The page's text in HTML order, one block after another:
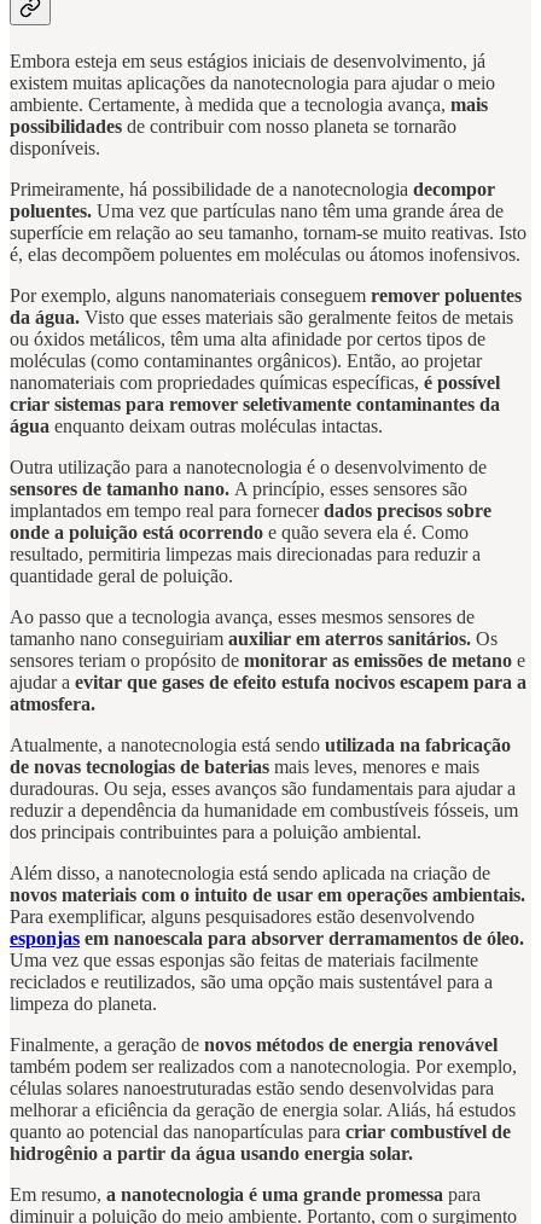
Embora esteja em seus estágios iniciais de desenvolvimento, já
existem muitas aplicações da nanotecnologia para ajudar o meio
ambiente. Certamente, à medida que a tecnologia avança, mais
possibilidades de contribuir com nosso planeta se tornarão
disponíveis.
Primeiramente, há possibilidade de a nanotecnologia decompor
poluentes. Uma vez que partículas nano têm uma grande área de
superfície em relação ao seu tamanho, tornam-se muito reativas. Isto
é, elas decompõem poluentes em moléculas ou átomos inofensivos.
Por exemplo, alguns nanomateriais conseguem remover poluentes
da água. Visto que esses materiais são geralmente feitos de metais
ou óxidos metálicos, têm uma alta afinidade por certos tipos de
moléculas (como contaminantes orgânicos). Então, ao projetar
nanomateriais com propriedades químicas específicas, é possível
criar sistemas para remover seletivamente contaminantes da
água enquanto deixam outras moléculas intactas.
Outra utilização para a nanotecnologia é o desenvolvimento de
sensores de tamanho nano. A princípio, esses sensores são
implantados em tempo real para fornecerdados precisos sobre
onde a poluição está ocorrendo e quão severa ela é. Como
resultado, permitiria limpezas mais direcionadas para reduzir a
quantidade geral de poluição.
Ao passo que a tecnologia avança, esses mesmos sensores de
tamanho nano conseguiriam auxiliar em aterros sanitários. Os
sensores teriam o propósito de monitorar as emissões de metano e
ajudar a evitar que gases de efeito estufa nocivos escapem para a
atmosfera.
Atualmente, a nanotecnologia está sendo utilizada na fabricação
de novas tecnologias de baterias mais leves, menores e mais
duradouras. Ou seja, esses avanços são fundamentais para ajudar a
reduzir a dependência da humanidade em combustíveis fósseis, um
dos principais contribuintes para a poluição ambiental.
Além disso, a nanotecnologia está sendo aplicada na criação de
novos materiais com o intuito de usar em operações ambientais.
Para exemplificar, alguns pesquisadores estão desenvolvendo
esponjas em nanoescala para absorver derramamentos de óleo.
Uma vez que essas esponjas são feitas de materiais facilmente
reciclados e reutilizados, são uma opção mais sustentável para a
limpeza do planeta.
Finalmente, a geração de novos métodos de energia renovável
também podem ser realizados com a nanotecnologia. Por exemplo,
células solares nanoestruturadas estão sendo desenvolvidas para
melhorar a eficiência da geração de energia solar. Aliás, há estudos
quanto ao potencial das nanopartículas para criar combustível de
hidrogênio a partir da água usando energia solar.
Em resumo, a nanotecnologia é uma grande promessa para
diminuir a poluição do meio ambiente. Portanto, com o surgimento